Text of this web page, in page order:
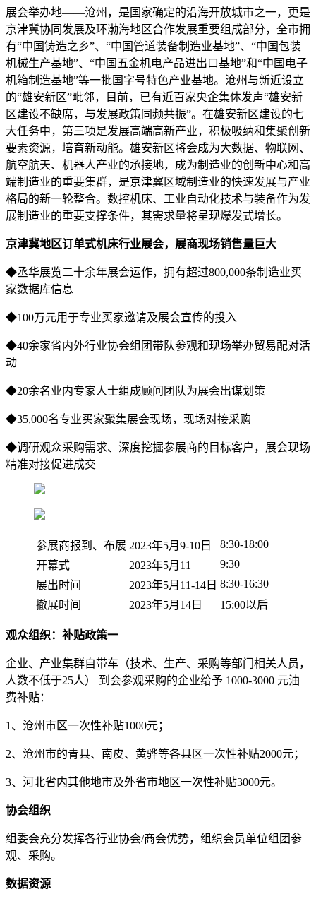
展会举办地——沧州，是国家确定的沿海开放城市之一，更是
京津冀协同发展及环渤海地区合作发展重要组成部分，全市拥
有“中国铸造之乡”、“中国管道装备制造业基地”、“中国包装
机械生产基地”、“中国五金机电产品进出口基地”和“中国电子
机箱制造基地”等一批国字号特色产业基地。沧州与新近设立
的“雄安新区”毗邻，目前，已有近百家央企集体发声“雄安新
区建设不缺席，与发展政策同频共振”。在雄安新区建设的七
大任务中，第三项是发展高端高新产业，积极吸纳和集聚创新
要素资源，培育新动能。雄安新区将会成为大数据、物联网、
航空航天、机器人产业的承接地，成为制造业的创新中心和高
端制造业的重要集群，是京津冀区域制造业的快速发展与产业
格局的新一轮整合。数控机床、工业自动化技术与装备作为发
展制造业的重要支撑条件，其需求量将呈现爆发式增长。
京津冀地区订单式机床行业展会，展商现场销售量巨大
◆丞华展览二十余年展会运作，拥有超过800,000条制造业买
家数据库信息
◆100万元用于专业买家邀请及展会宣传的投入
◆40余家省内外行业协会组团带队参观和现场举办贸易配对活
动
◆20余名业内专家人士组成顾问团队为展会出谋划策
◆35,000名专业买家聚集展会现场，现场对接采购
◆调研观众采购需求、深度挖掘参展商的目标客户，展会现场
精准对接促进成交
参展商报到、布展 2023年5月9-10日
8:30-18:00
开幕式
2023年5月11
9:30
展出时间
2023年5月11-14日 8:30-16:30
撤展时间
2023年5月14日 15:00以后
观众组织：补贴政策一
企业、产业集群自带车（技术、生产、采购等部门相关人员，
人数不低于25人） 到会参观采购的企业给予 1000-3000 元油
费补贴：
1、沧州市区一次性补贴1000元；
2、沧州市的青县、南皮、黄骅等各县区一次性补贴2000元；
3、河北省内其他地市及外省市地区一次性补贴3000元。
协会组织
组委会充分发挥各行业协会/商会优势，组织会员单位组团参
观、采购。
数据资源